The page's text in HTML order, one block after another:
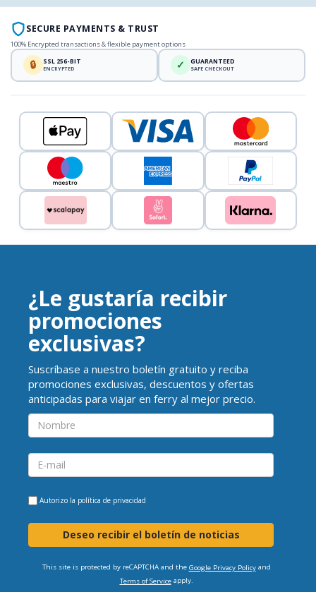
SECURE PAYMENTS & TRUST
100% Encrypted transactions & flexible payment options
🔒 SSL 256-BIT
ENCRYPTED ✓ GUARANTEED
SAFE CHECKOUT
¿Le gustaría recibir
promociones
exclusivas?
Suscríbase a nuestro boletín gratuito y reciba
promociones exclusivas, descuentos y ofertas
anticipadas para viajar en ferry al mejor precio.
Autorizo la política de privacidad
Deseo recibir el boletín de noticias
This site is protected by reCAPTCHA and the Google Privacy Policyand
Terms of Serviceapply.